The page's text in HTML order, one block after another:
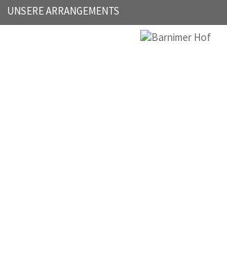
UNSERE ARRANGEMENTS